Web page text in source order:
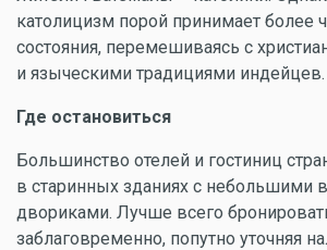
католицизм порой принимает более
состояния, перемешиваясь с
и языческими традициями индейцев.
Где остановиться
Большинство отелей и гостиниц
в старинных зданиях с небольшими
двориками. Лучше всего
заблаговременно, попутно уточняя